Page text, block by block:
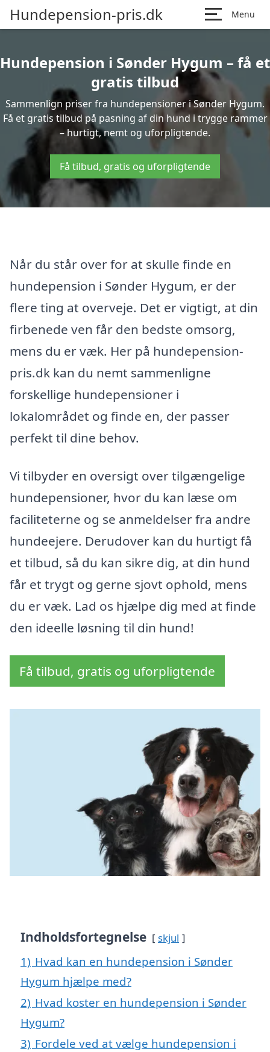
Hundepension-pris.dk Menu
Hundepension i Sønder Hygum – få et
gratis tilbud
Sammenlign priser fra hundepensioner i Sønder Hygum.
Få et gratis tilbud på pasning af din hund i trygge rammer
– hurtigt, nemt og uforpligtende.
Få tilbud, gratis og uforpligtende
Når du står over for at skulle finde en
hundepension i Sønder Hygum, er der
flere ting at overveje. Det er vigtigt, at din
firbenede ven får den bedste omsorg,
mens du er væk. Her på hundepension-
pris.dk kan du nemt sammenligne
forskellige hundepensioner i
lokalområdet og finde en, der passer
perfekt til dine behov.
Vi tilbyder en oversigt over tilgængelige
hundepensioner, hvor du kan læse om
faciliteterne og se anmeldelser fra andre
hundeejere. Derudover kan du hurtigt få
et tilbud, så du kan sikre dig, at din hund
får et trygt og gerne sjovt ophold, mens
du er væk. Lad os hjælpe dig med at finde
den ideelle løsning til din hund!
Få tilbud, gratis og uforpligtende
Indholdsfortegnelse skjul
1) Hvad kan en hundepension i Sønder
Hygum hjælpe med?
2) Hvad koster en hundepension i Sønder
Hygum?
3) Fordele ved at vælge hundepension i